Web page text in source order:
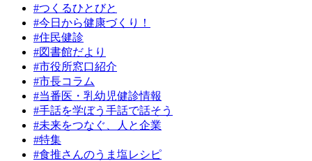
#つくるひとびと
#今日から健康づくり！
#住民健診
#図書館だより
#市役所窓口紹介
#市長コラム
#当番医・乳幼児健診情報
#手話を学ぼう手話で話そう
#未来をつなぐ、人と企業
#特集
#食推さんのうま塩レシピ